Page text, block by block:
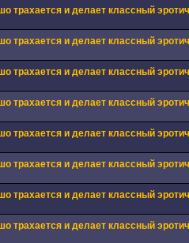
трахается и делает классный
трахается и делает классный
трахается и делает классный
трахается и делает классный
трахается и делает классный
трахается и делает классный
трахается и делает классный
трахается и делает классный